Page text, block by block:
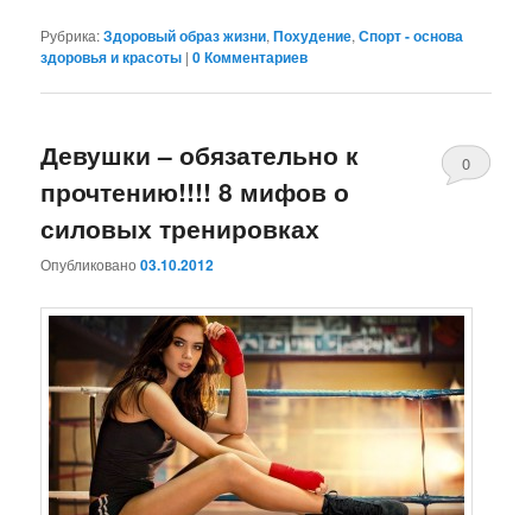
Рубрика:Здоровый образ жизни,Похудение,Спорт - основа
здоровья и красоты |0 Комментариев
Девушки – обязательно к
прочтению!!!! 8 мифов о
силовых тренировках
Опубликовано03.10.2012
0